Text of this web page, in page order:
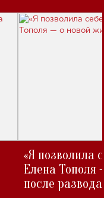
«Я позволила
Елена Тополя
после развода